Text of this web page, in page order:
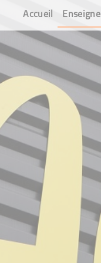
Accueil Enseigne